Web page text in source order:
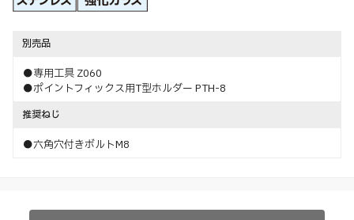
別売品
●専用工具 Z060
●ポイントフィックス用T型ホルダー PTH-8
推奨ねじ
●六角穴付きボルトM8